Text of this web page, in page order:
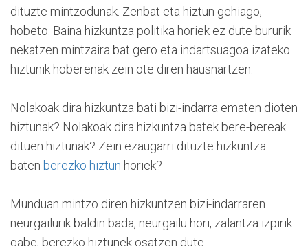
dituzte mintzodunak. Zenbat eta hiztun gehiago,
hobeto. Baina hizkuntza politika horiek ez dute bururik
nekatzen mintzaira bat gero eta indartsuagoa izateko
hiztunik hoberenak zein ote diren hausnartzen.
Nolakoak dira hizkuntza bati bizi-indarra ematen dioten
hiztunak? Nolakoak dira hizkuntza batek bere-bereak
dituen hiztunak? Zein ezaugarri dituzte hizkuntza
baten berezko hiztun horiek?
Munduan mintzo diren hizkuntzen bizi-indarraren
neurgailurik baldin bada, neurgailu hori, zalantza izpirik
gabe, berezko hiztunek osatzen dute.